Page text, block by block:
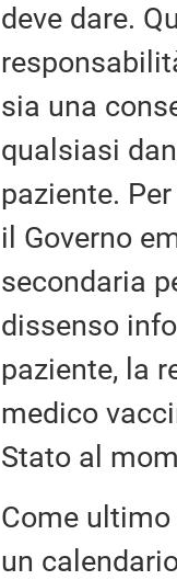
deve dare.
sia una
qualsiasi
paziente.
il Governo
secondaria
dissenso
paziente, la
medico
Stato al
Come
un